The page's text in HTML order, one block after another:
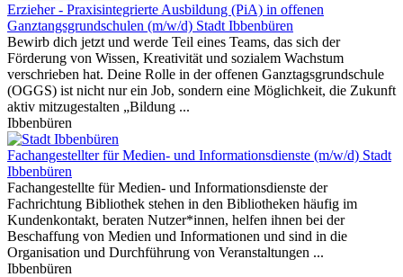
Erzieher - Praxisintegrierte Ausbildung (PiA) in offenen
Ganztangsgrundschulen (m/w/d) Stadt Ibbenbüren
Bewirb dich jetzt und werde Teil eines Teams, das sich der
Förderung von Wissen, Kreativität und sozialem Wachstum
verschrieben hat. Deine Rolle in der offenen Ganztagsgrundschule
(OGGS) ist nicht nur ein Job, sondern eine Möglichkeit, die Zukunft
aktiv mitzugestalten „Bildung ...
Ibbenbüren
Fachangestellter für Medien- und Informationsdienste (m/w/d) Stadt
Ibbenbüren
Fachangestellte für Medien- und Informationsdienste der
Fachrichtung Bibliothek stehen in den Bibliotheken häufig im
Kundenkontakt, beraten Nutzer*innen, helfen ihnen bei der
Beschaffung von Medien und Informationen und sind in die
Organisation und Durchführung von Veranstaltungen ...
Ibbenbüren